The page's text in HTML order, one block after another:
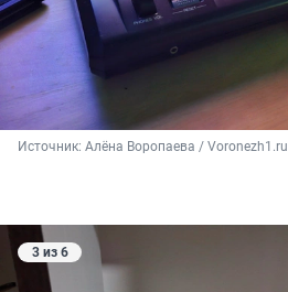
Источник: Алёна Воропаева / Voronezh1.ru
3 из 6